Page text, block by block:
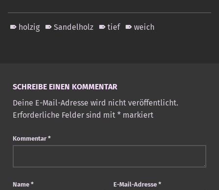
holzig Sandelholz tief weich
SCHREIBE EINEN KOMMENTAR
Deine E-Mail-Adresse wird nicht veröffentlicht.
Erforderliche Felder sind mit *markiert
Kommentar *
Name * E-Mail-Adresse *